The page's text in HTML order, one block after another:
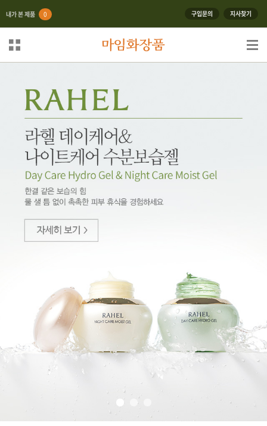
내가 본 제품 0 구입문의 지사찾기
사이트 메뉴
열기